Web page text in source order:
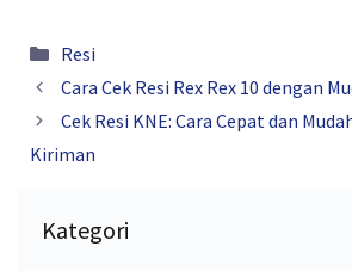
Kategori
Resi
Cara Cek Resi Rex Rex 10 dengan
Cek Resi KNE: Cara Cepat dan
Kiriman
Kategori